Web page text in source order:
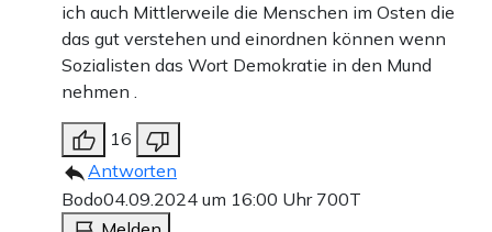
ich auch Mittlerweile die Menschen im Osten die
das gut verstehen und einordnen können wenn
Sozialisten das Wort Demokratie in den Mund
nehmen .
16
Antworten
Bodo04.09.2024 um 16:00 Uhr 700T